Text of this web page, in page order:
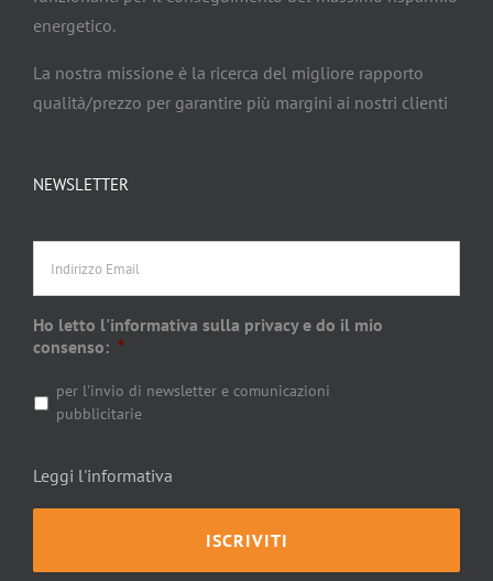
energetico.
La nostra missione è la ricerca del migliore rapporto
qualità/prezzo per garantire più margini ai nostri clienti
NEWSLETTER
Indirizzo
Email
Ho letto l'informativa sulla privacy e do il mio
consenso: *
per l'invio di newsletter e comunicazioni
pubblicitarie
Leggi l'informativa